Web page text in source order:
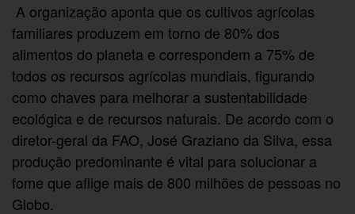
A organização aponta que os cultivos agrícolas
familiares produzem em torno de 80% dos
alimentos do planeta e correspondem a 75% de
todos os recursos agrícolas mundiais, figurando
como chaves para melhorar a sustentabilidade
ecológica e de recursos naturais. De acordo com o
diretor-geral da FAO, José Graziano da Silva, essa
produção predominante é vital para solucionar a
fome que aflige mais de 800 milhões de pessoas no
Globo.